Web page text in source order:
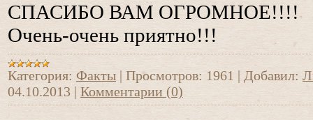
СПАСИБО ВАМ ОГРОМНОЕ!!!!
Очень-очень приятно!!!
Категория: Факты | Просмотров: 1961 | Добавил:
04.10.2013 | Комментарии (0)